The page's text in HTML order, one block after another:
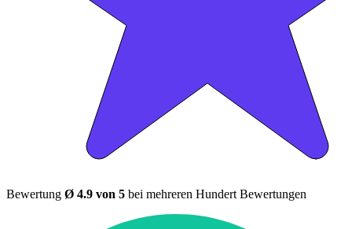
Bewertung Ø 4.9 von 5 bei mehreren Hundert Bewertungen